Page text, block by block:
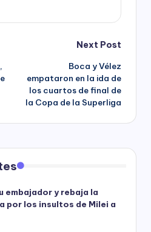
Next Post
Boca y Vélez
empataron en la ida de
los cuartos de final de
la Copa de la Superliga
embajador y rebaja la
por los insultos de Milei a